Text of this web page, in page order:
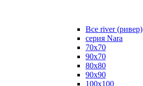
Все river (ривер)
серия Nara
70х70
90х70
80x80
90x90
100x100